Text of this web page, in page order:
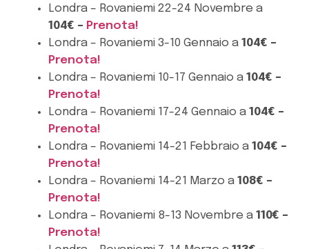
Londra – Rovaniemi 22-24 Novembre a
104€ – Prenota!
Londra – Rovaniemi 3-10 Gennaio a 104€ –
Prenota!
Londra – Rovaniemi 10-17 Gennaio a 104€ –
Prenota!
Londra – Rovaniemi 17-24 Gennaio a 104€ –
Prenota!
Londra – Rovaniemi 14-21 Febbraio a 104€ –
Prenota!
Londra – Rovaniemi 14-21 Marzo a 108€ –
Prenota!
Londra – Rovaniemi 8-13 Novembre a 110€ –
Prenota!